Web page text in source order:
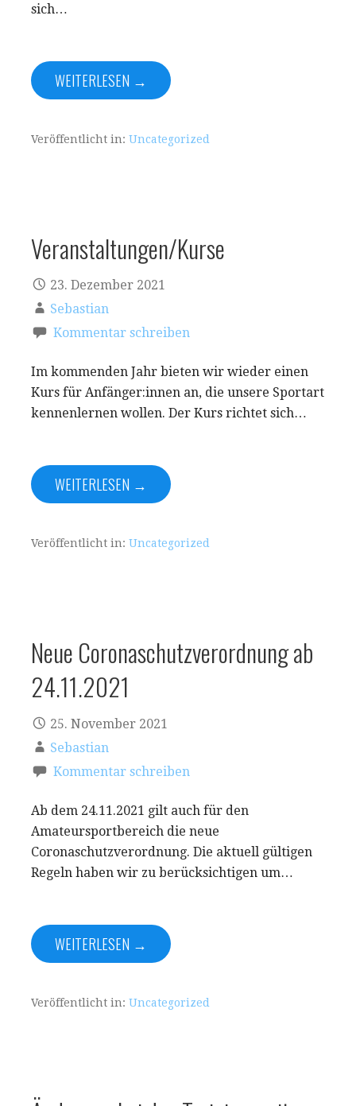
sich…
WEITERLESEN →
Veröffentlicht in: Uncategorized
Veranstaltungen/Kurse
23. Dezember 2021
Sebastian
Kommentar schreiben
Im kommenden Jahr bieten wir wieder einen
Kurs für Anfänger:innen an, die unsere Sportart
kennenlernen wollen. Der Kurs richtet sich…
WEITERLESEN →
Veröffentlicht in: Uncategorized
Neue Coronaschutzverordnung ab
24.11.2021
25. November 2021
Sebastian
Kommentar schreiben
Ab dem 24.11.2021 gilt auch für den
Amateursportbereich die neue
Coronaschutzverordnung. Die aktuell gültigen
Regeln haben wir zu berücksichtigen um…
WEITERLESEN →
Veröffentlicht in: Uncategorized